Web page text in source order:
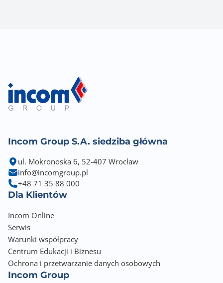
Incom Group S.A. siedziba główna
ul. Mokronoska 6, 52-407 Wrocław
info@incomgroup.pl
+48 71 35 88 000
Dla Klientów
Incom Online
Serwis
Warunki współpracy
Centrum Edukacji i Biznesu
Ochrona i przetwarzanie danych osobowych
Incom Group